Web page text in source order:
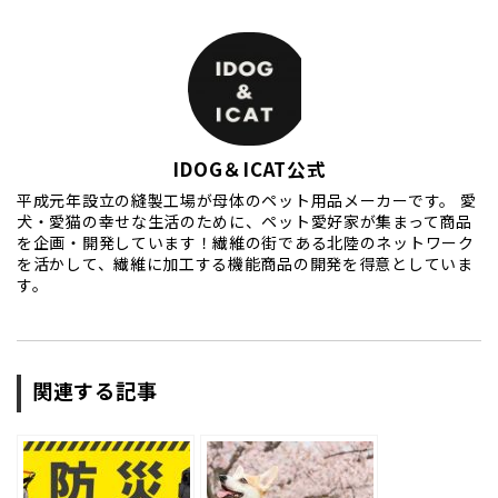
IDOG＆ICAT公式
平成元年設立の縫製工場が母体のペット用品メーカーです。 愛
犬・愛猫の幸せな生活のために、ペット愛好家が集まって商品
を企画・開発しています！繊維の街である北陸のネットワーク
を活かして、繊維に加工する機能商品の開発を得意としていま
す。
関連する記事